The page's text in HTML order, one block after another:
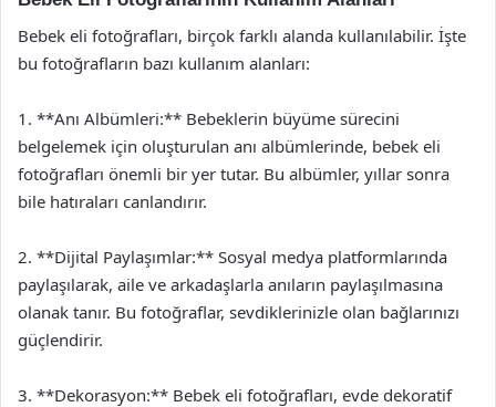
Bebek eli fotoğrafları, birçok farklı alanda kullanılabilir. İşte
bu fotoğrafların bazı kullanım alanları:
1. **Anı Albümleri:** Bebeklerin büyüme sürecini
belgelemek için oluşturulan anı albümlerinde, bebek eli
fotoğrafları önemli bir yer tutar. Bu albümler, yıllar sonra
bile hatıraları canlandırır.
2. **Dijital Paylaşımlar:** Sosyal medya platformlarında
paylaşılarak, aile ve arkadaşlarla anıların paylaşılmasına
olanak tanır. Bu fotoğraflar, sevdiklerinizle olan bağlarınızı
güçlendirir.
3. **Dekorasyon:** Bebek eli fotoğrafları, evde dekoratif